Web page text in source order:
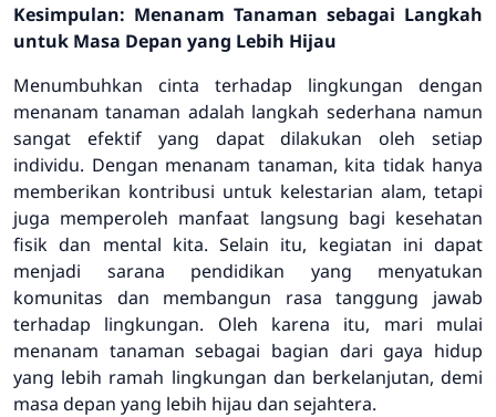
Kesimpulan: Menanam Tanaman sebagai Langkah
untuk Masa Depan yang Lebih Hijau
Menumbuhkan cinta terhadap lingkungan dengan
menanam tanaman adalah langkah sederhana namun
sangat efektif yang dapat dilakukan oleh setiap
individu. Dengan menanam tanaman, kita tidak hanya
memberikan kontribusi untuk kelestarian alam, tetapi
juga memperoleh manfaat langsung bagi kesehatan
fisik dan mental kita. Selain itu, kegiatan ini dapat
menjadi sarana pendidikan yang menyatukan
komunitas dan membangun rasa tanggung jawab
terhadap lingkungan. Oleh karena itu, mari mulai
menanam tanaman sebagai bagian dari gaya hidup
yang lebih ramah lingkungan dan berkelanjutan, demi
masa depan yang lebih hijau dan sejahtera.